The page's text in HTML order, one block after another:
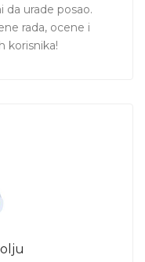
da urade posao.
rada, ocene i
korisnika!